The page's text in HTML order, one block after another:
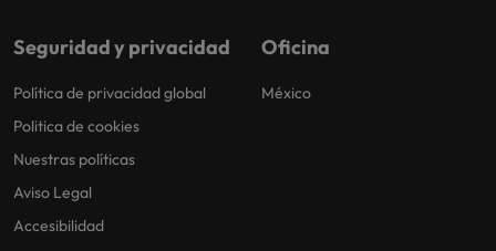
Seguridad y privacidad
Política de privacidad global
Politica de cookies
Nuestras políticas
Aviso Legal
Accesibilidad
Oficina
México